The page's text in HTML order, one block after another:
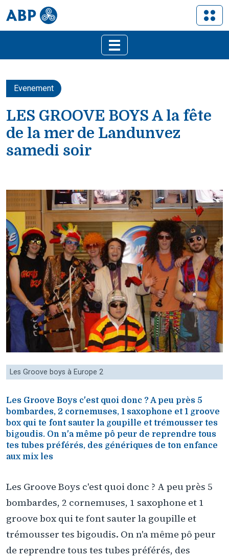
Evenement
LES GROOVE BOYS A la fête
de la mer de Landunvez
samedi soir
Les Groove boys à Europe 2
Les Groove Boys c'est quoi donc ? A peu près 5
bombardes, 2 cornemuses, 1 saxophone et 1 groove
box qui te font sauter la goupille et trémousser tes
bigoudis. On n'a même pô peur de reprendre tous
tes tubes préférés, des génériques de ton enfance
aux mix les
Les Groove Boys c'est quoi donc ? A peu près 5
bombardes, 2 cornemuses, 1 saxophone et 1
groove box qui te font sauter la goupille et
trémousser tes bigoudis. On n'a même pô peur
de reprendre tous tes tubes préférés, des